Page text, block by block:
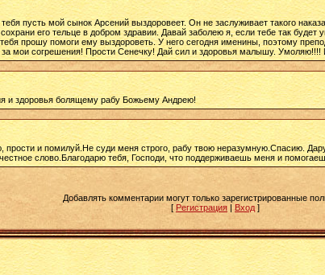
пусть мой сынок Арсений выздоровеет. Он не заслуживает такого
его тельце в добром здравии. Давай заболею я, если тебе так будет
прошу помоги ему выздороветь. У него сегодня именины, поэтому
за мои согрешения! Прости Сенечку! Дай сил и здоровья малышу. Умоляю!!!!
и здоровья болящему рабу Божьему Андрею!
прости и помилуй.Не суди меня строго, рабу твою неразумную.Спасию.
слово.Благодарю тебя, Господи, что поддерживаешь меня и
Добавлять комментарии могут только зарегистрированные
[ Регистрация | Вход ]